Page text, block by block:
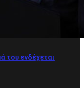
του ενδέχεται